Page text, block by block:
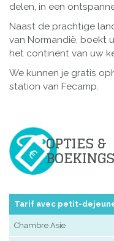
delen, in een
Naast de prachtige
van Normandië, boekt
het continent van uw
We kunnen je gratis
station van Fecamp.
OPTIES &
Tarif avec petit-
Chambre Asie